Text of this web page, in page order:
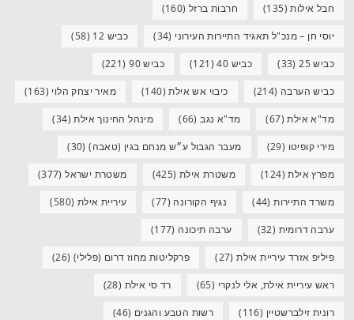
חבל אילות(135) חרבות ברזל (160)
יוסי חן – מנכ"ל תאגיד התיירות העירוני (34) כביש 12 (58)
כביש 25 (33) כביש 40 (121) כביש 90 (221)
כביש הערבה (214) כיבוי אש אילת(140) מאיר יצחק הלוי (163)
מד"א אילת(67) מד"א נגב(66) מינהל החינוך אילת(34)
מירי קופיטו (29) מעבר הגבול ע״ש מנחם בגין (טאבה)(30)
מפרץ אילת(124) משטרת אילת (425) משטרת ישראל(377)
משרד התיירות(44) נגיף הקורונה (77) עיריית אילת (580)
ערבה דרומית (32) ערבה תיכונה (177)
פיליפ אזרד עיריית אילת(27) פרקליטות מחוז דרום (פלילי) (26)
ראש עיריית אילת, אלי לנקרי (65) רד סי אילת (28)
רונית זילברשטיין (116) רשות הטבע והגנים (46)